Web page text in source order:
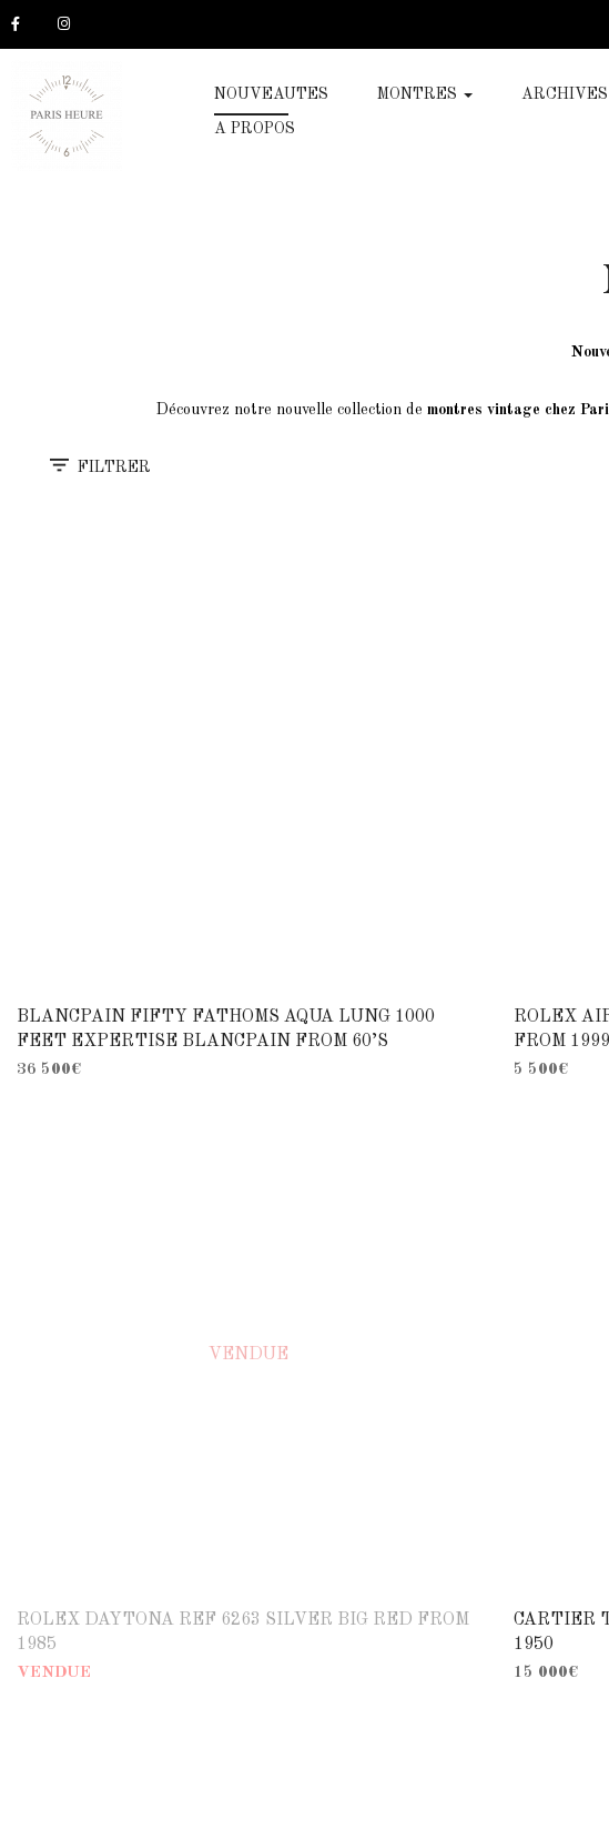
NOUVEAUTES MONTRES ARCHIVES
A PROPOS
Découvrez notre nouvelle collection de montres vintage chez
FILTRER
BLANCPAIN FIFTY FATHOMS AQUA LUNG 1000
FEET EXPERTISE BLANCPAIN FROM 60’S
36 500€
ROLEX
FROM 1999
5 500€
VENDUE
ROLEX DAYTONA REF 6263 SILVER BIG RED FROM
1985
VENDUE
CARTIER
1950
15 000€